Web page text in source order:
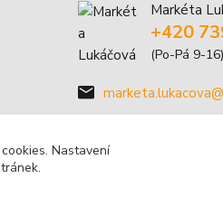
Markéta
+420
(Po-Pá 9-16)
Nastavení